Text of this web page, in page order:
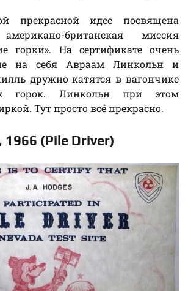
прекрасной идее посвящена
британская миссия
горки». На сертификате очень
на себя Авраам Линкольн и
дружно катятся в вагончике
горок. Линкольн при этом
Тут просто всё прекрасно.
1966 (Pile Driver)